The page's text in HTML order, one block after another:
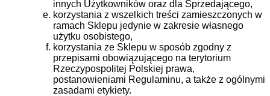
innych Użytkowników oraz dla Sprzedającego,
korzystania z wszelkich treści zamieszczonych w
ramach Sklepu jedynie w zakresie własnego
użytku osobistego,
korzystania ze Sklepu w sposób zgodny z
przepisami obowiązującego na terytorium
Rzeczypospolitej Polskiej prawa,
postanowieniami Regulaminu, a także z ogólnymi
zasadami etykiety.